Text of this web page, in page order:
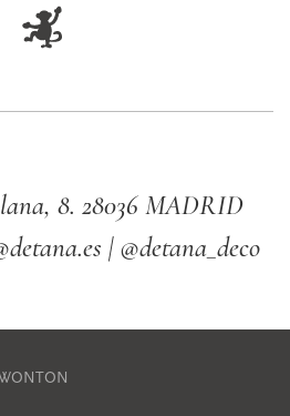
8. 28036 MADRID
| @detana_deco